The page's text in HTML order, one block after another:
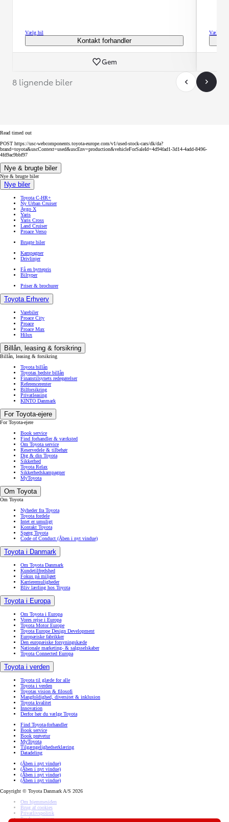
Vælg bil
Kontakt forhandler
Gem
Vælg bil
8 lignende biler
Read timed out
POST https://usc-webcomponents.toyota-europe.com/v1/used-stock-cars/dk/da?
brand=toyota&uscContext=used&uscEnv=production&vehicleForSaleId=4d94fad1-3d14-4add-8496-
4fd9ac9bbf97
Nye & brugte biler
Nye & brugte biler
Nye biler
Toyota C-HR+
Ny Urban Cruiser
Aygo X
Yaris
Yaris Cross
Land Cruiser
Proace Verso
Brugte biler
Kampagner
Drivlinjer
Få en byttepris
Biltyper
Priser & brochurer
Toyota Erhverv
Varebiler
Proace City
Proace
Proace Max
Hilux
Billån, leasing & forsikring
Billån, leasing & forsikring
Toyota billån
Toyotas bedste billån
Finanstilsynets redegørelser
Referencerenter
Bilforsikring
Privatleasing
KINTO Danmark
For Toyota-ejere
For Toyota-ejere
Book service
Find forhandler & værksted
Om Toyota service
Reservedele & tilbehør
Dig & din Toyota
Sikkerhed
Toyota Relax
Sikkerhedskampagner
MyToyota
Om Toyota
Om Toyota
Nyheder fra Toyota
Toyota fordele
Intet er umuligt
Kontakt Toyota
Spørg Toyota
Code of Conduct (Åben i nyt vindue)
Toyota i Danmark
Om Toyota Danmark
Kundetilfredshed
Fokus på miljøet
Karrieremuligheder
Bliv lærling hos Toyota
Toyota i Europa
Om Toyota i Europa
Vores rejse i Europa
Toyota Motor Europe
Toyota Europe Design Development
Europæiske fabrikker
Den europæiske forsyningskæde
Nationale marketing- & salgsselskaber
Toyota Connected Europa
Toyota i verden
Toyota til glæde for alle
Toyota i verden
Toyotas vision & filosofi
Mangfoldighed, diversitet & inklusion
Toyota kvalitet
Innovation
Derfor bør du vælge Toyota
Find Toyota-forhandler
Book service
Book prøvetur
MyToyota
Tilgængelighedserklæring
Datadeling
(Åben i nyt vindue)
(Åben i nyt vindue)
(Åben i nyt vindue)
(Åben i nyt vindue)
Copyright © Toyota Danmark A/S 2026
Om hjemmesiden
Brug af cookies
Privatlivspolitik
Producentansvar